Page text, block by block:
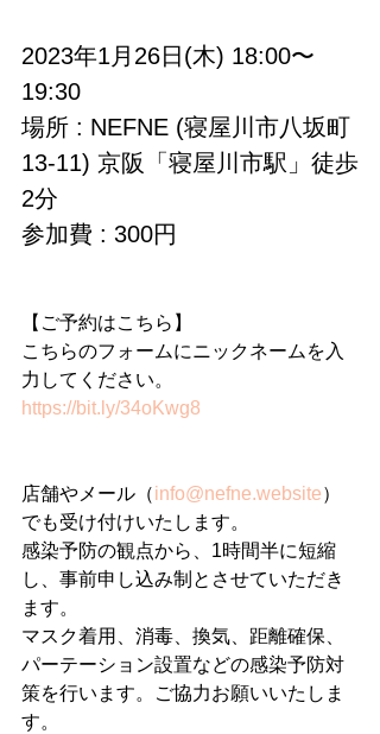
2023年1月26日(木) 18:00〜
19:30
場所 : NEFNE (寝屋川市八坂町
13-11) 京阪「寝屋川市駅」徒歩
2分
参加費 : 300円
【ご予約はこちら】
こちらのフォームにニックネームを入
力してください。
https://bit.ly/34oKwg8
店舗やメール（info@nefne.website）
でも受け付けいたします。
感染予防の観点から、1時間半に短縮
し、事前申し込み制とさせていただき
ます。
マスク着用、消毒、換気、距離確保、
パーテーション設置などの感染予防対
策を行います。ご協力お願いいたしま
す。